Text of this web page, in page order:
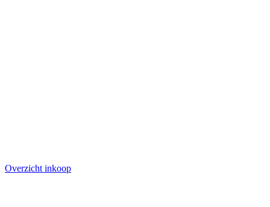
Overzicht inkoop